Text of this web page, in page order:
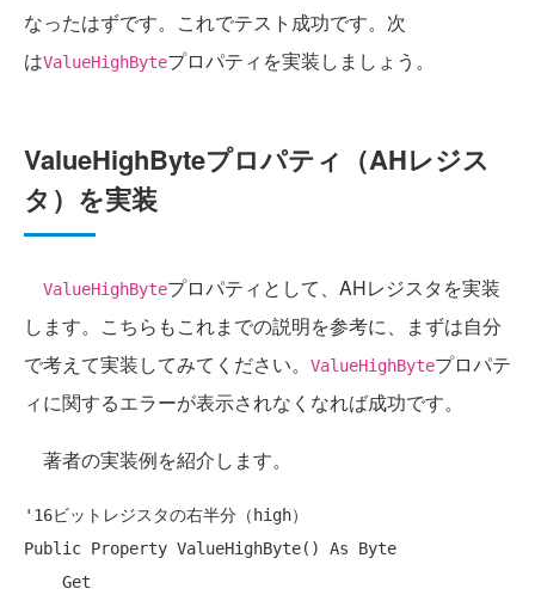
なったはずです。これでテスト成功です。次
はValueHighByteプロパティを実装しましょう。
ValueHighByteプロパティ（AHレジス
タ）を実装
ValueHighByteプロパティとして、AHレジスタを実装
します。こちらもこれまでの説明を参考に、まずは自分
で考えて実装してみてください。
ValueHighByteプロパテ
ィに関するエラーが表示されなくなれば成功です。
著者の実装例を紹介します。
'16ビットレジスタの右半分（high）
Public Property ValueHighByte() As
Byte
Get